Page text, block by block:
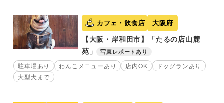
カフェ・飲食店 大阪府
【大阪・岸和田市】「たるの店山麓
苑」
写真レポートあり
駐車場あり わんこメニューあり 店内OK
ドッグランあり
大型犬まで